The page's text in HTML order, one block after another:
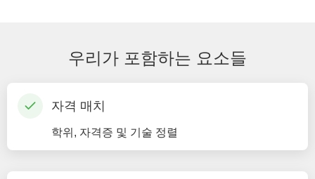
우리가 포함하는 요소들
자격 매치
학위, 자격증 및 기술 정렬